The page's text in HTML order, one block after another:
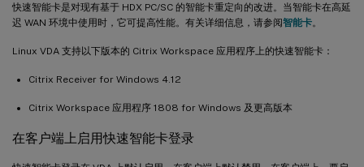
快速智能卡是对现有基于 HDX PC/SC 的智能卡重定向的改进。当智能卡在高延
迟 WAN 环境中使用时，它可提高性能。有关详细信息，请参阅智能卡。
Linux VDA 支持以下版本的 Citrix Workspace 应用程序上的快速智能卡：
Citrix Receiver for Windows 4.12
Citrix Workspace 应用程序 1808 for Windows 及更高版本
在客户端上启用快速智能卡登录